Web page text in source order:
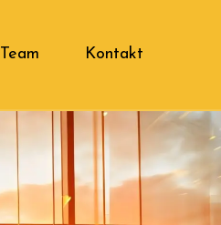
Team Kontakt